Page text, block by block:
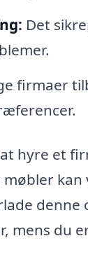
Det
firmaer
hyre et
møbler
mens du